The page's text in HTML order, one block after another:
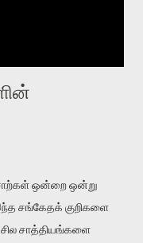
ஒன்றை ஒன்று
இந்த சங்கேதக் குறிகளை
சாத்தியங்களை